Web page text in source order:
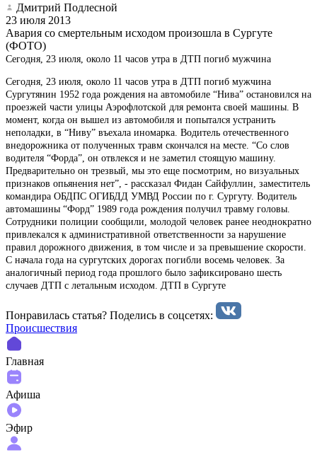
Дмитрий Подлесной
23 июля 2013
Авария со смертельным исходом произошла в Сургуте
(ФОТО)
Сегодня, 23 июля, около 11 часов утра в ДТП погиб мужчина
Сегодня, 23 июля, около 11 часов утра в ДТП погиб мужчина
Сургутянин 1952 года рождения на автомобиле “Нива” остановился на
проезжей части улицы Аэрофлотской для ремонта своей машины. В
момент, когда он вышел из автомобиля и попытался устранить
неполадки, в “Ниву” въехала иномарка. Водитель отечественного
внедорожника от полученных травм скончался на месте. “Со слов
водителя “Форда”, он отвлекся и не заметил стоящую машину.
Предварительно он трезвый, мы это еще посмотрим, но визуальных
признаков опьянения нет”, - рассказал Фидан Сайфуллин, заместитель
командира ОБДПС ОГИБДД УМВД России по г. Сургуту. Водитель
автомашины “Форд” 1989 года рождения получил травму головы.
Сотрудники полиции сообщили, молодой человек ранее неоднократно
привлекался к административной ответственности за нарушение
правил дорожного движения, в том числе и за превышение скорости.
С начала года на сургутских дорогах погибли восемь человек. За
аналогичный период года прошлого было зафиксировано шесть
случаев ДТП с летальным исходом. ДТП в Сургуте
Понравилась статья? Поделиcь в соцсетях:
Происшествия
Главная
Афиша
Эфир